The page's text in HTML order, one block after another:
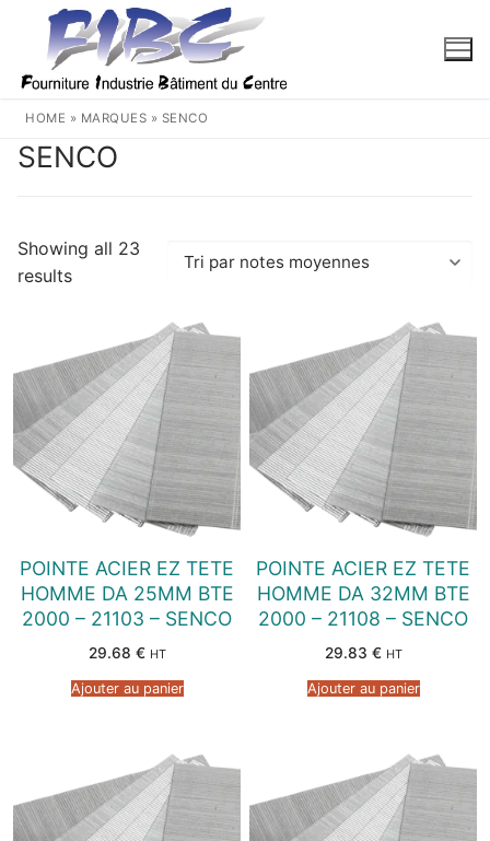
contenu
HOME » MARQUES » SENCO
SENCO
Showing all 23
results
Trié
moyenne
POINTE ACIER EZ TETE
HOMME DA 25MM BTE
2000 – 21103 – SENCO
29.68 € HT
Ajouter au panier
POINTE ACIER EZ TETE
HOMME DA 32MM BTE
2000 – 21108 – SENCO
29.83 € HT
Ajouter au panier